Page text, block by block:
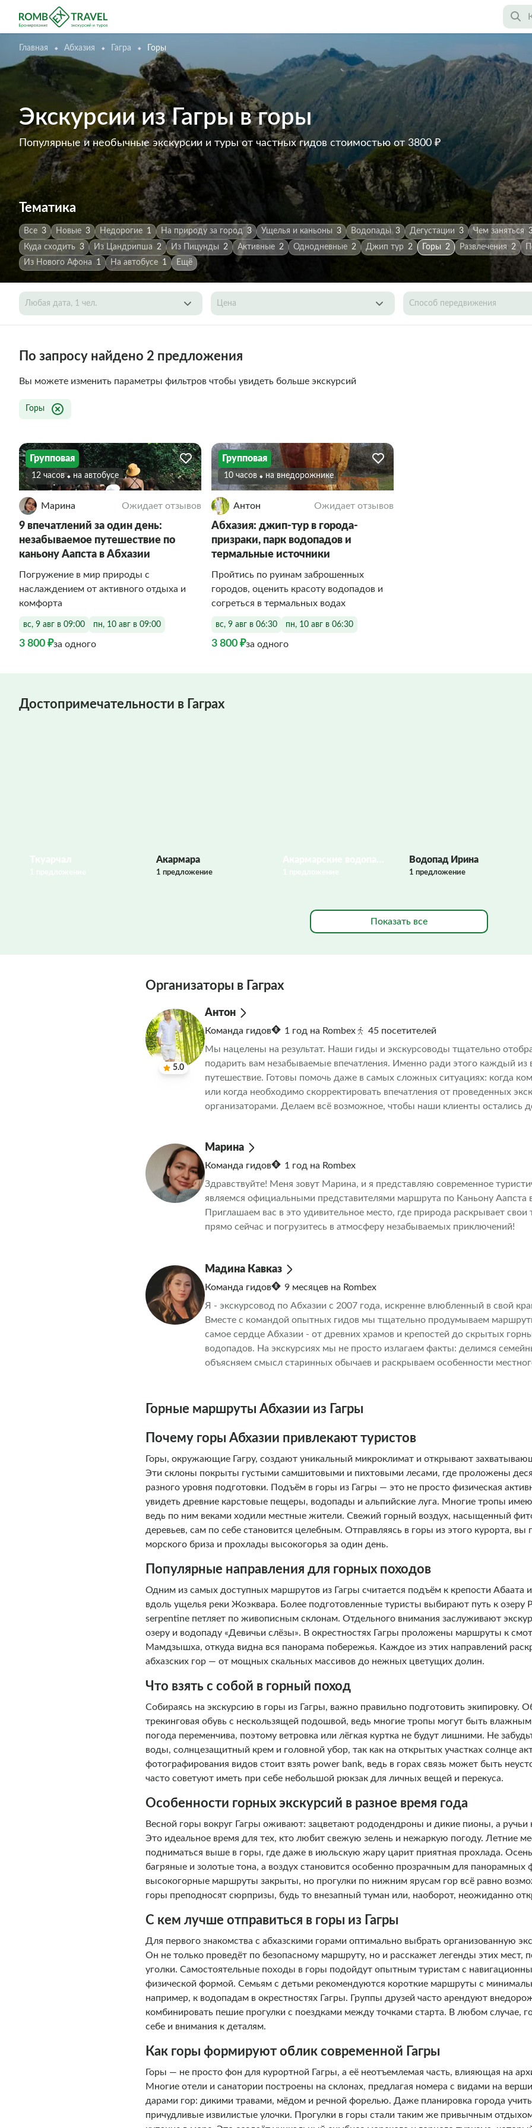
Главная Абхазия Гагра Горы
Экскурсии из Гагры в горы
Популярные и необычные экскурсии и туры от частных гидов стоимостью от 3800 ₽
Тематика
Все 3 Новые 3 Недорогие 1 На природу за город 3 Ущелья и каньоны 3 Водопады 3 Дегустации 3 Чем заняться
Куда сходить 3 Из Цандрипша 2 Из Пицунды 2 Активные 2 Однодневные 2 Джип тур 2 Горы 2 Развлечения 2
Из Нового Афона
1 На автобусе 1 Ещё
Любая дата, 1 чел. Цена Способ передвижения
По запросу найдено 2 предложения
Вы можете изменить параметры фильтров чтобы увидеть больше экскурсий
Горы
Групповая
12 часов На автобусе
Марина Ожидает отзывов
9 впечатлений за один день:
незабываемое путешествие по
каньону Аапста в Абхазии
Погружение в мир природы с
наслаждением от активного отдыха и
комфорта
вс, 9 авг в 09:00 пн, 10 авг в 09:00
3 800 ₽за одного
Групповая
10 часов На внедорожнике
Антон Ожидает отзывов
Абхазия: джип-тур в города-
призраки, парк водопадов и
термальные источники
Пройтись по руинам заброшенных
городов, оценить красоту водопадов и
согреться в термальных водах
вс, 9 авг в 06:30 пн, 10 авг в 06:30
3 800 ₽за одного
Достопримечательности в Гаграх
Акармара
1 предложение
Водопад Ирина
1 предложение
Показать все
Организаторы в Гаграх
5.0
Антон
Команда гидов 1 год на Rombex
45 посетителей
Мы нацелены на результат. Наши гиды и экскурсоводы тщательно
подарить вам незабываемые впечатления. Именно ради этого каждый из
путешествие. Готовы помочь даже в самых сложных ситуациях: когда
или когда необходимо скорректировать впечатления от проведенных
организаторами. Делаем всё возможное, чтобы наши клиенты остались
Марина
Команда гидов
1 год на Rombex
Здравствуйте! Меня зовут Марина, и я представляю современное
являемся официальными представителями маршрута по Каньону Аапста
Приглашаем вас в это удивительное место, где природа раскрывает
прямо сейчас и погрузитесь в атмосферу незабываемых приключений!
Мадина Кавказ
Команда гидов
9 месяцев на Rombex
Я - экскурсовод по Абхазии с 2007 года, искренне влюбленный в свой
Вместе с командой опытных гидов мы тщательно продумываем
самое сердце Абхазии - от древних храмов и крепостей до скрытых
водопадов. На экскурсиях мы не просто излагаем факты: делимся
объясняем смысл старинных обычаев и раскрываем особенности
местах, сделать незабываемые снимки и прочувствовать искреннее
твердым желанием вернуться снова. .
Горные маршруты Абхазии из Гагры
Почему горы Абхазии привлекают туристов
Горы, окружающие Гагру, создают уникальный микроклимат и открывают
Эти склоны покрыты густыми самшитовыми и пихтовыми лесами, где проложены
разного уровня подготовки. Подъём в горы из Гагры — это не просто физическая
увидеть древние карстовые пещеры, водопады и альпийские луга. Многие тропы
ведь по ним веками ходили местные жители. Свежий горный воздух, насыщенный
деревьев, сам по себе становится целебным. Отправляясь в горы из этого курорта, вы
морского бриза и прохлады высокогорья за один день.
Популярные направления для горных походов
Одним из самых доступных маршрутов из Гагры считается подъём к крепости Абаата
вдоль ущелья реки Жоэквара. Более подготовленные туристы выбирают путь к озеру
serpentine петляет по живописным склонам. Отдельного внимания заслуживают
озеру и водопаду «Девичьи слёзы». В окрестностях Гагры проложены маршруты к
Мамдзышха, откуда видна вся панорама побережья. Каждое из этих направлений
абхазских гор — от мощных скальных массивов до нежных цветущих долин.
Что взять с собой в горный поход
Собираясь на экскурсию в горы из Гагры, важно правильно подготовить экипировку.
трекинговая обувь с нескользящей подошвой, ведь многие тропы могут быть
погода переменчива, поэтому ветровка или лёгкая куртка не будут лишними. Не
воды, солнцезащитный крем и головной убор, так как на открытых участках солнце
фотографирования видов стоит взять power bank, ведь в горах связь может быть
часто советуют иметь при себе небольшой рюкзак для личных вещей и перекуса.
Особенности горных экскурсий в разное время года
Весной горы вокруг Гагры оживают: зацветают рододендроны и дикие пионы, а ручьи
Это идеальное время для тех, кто любит свежую зелень и нежаркую погоду. Летние
подниматься выше в горы, где даже в июльскую жару царит приятная прохлада.
багряные и золотые тона, а воздух становится особенно прозрачным для
высокогорные маршруты закрыты, но прогулки по нижним ярусам гор всё равно
горы преподносят сюрпризы, будь то внезапный туман или, наоборот, неожиданно
С кем лучше отправиться в горы из Гагры
Для первого знакомства с абхазскими горами оптимально выбрать организованную
Он не только проведёт по безопасному маршруту, но и расскажет легенды этих мест,
уголки. Самостоятельные походы в горы подойдут опытным туристам с
физической формой. Семьям с детьми рекомендуются короткие маршруты с
например, к водопадам в окрестностях Гагры. Группы друзей часто арендуют
комбинировать пешие прогулки с поездками между точками старта. В любом случае,
себе и внимания к деталям.
Как горы формируют облик современной Гагры
Горы — не просто фон для курортной Гагры, а её неотъемлемая часть, влияющая на
Многие отели и санатории построены на склонах, предлагая номера с видами на
дарами гор: дикими травами, мёдом и речной форелью. Даже планировка города
причудливые извилистые улочки. Прогулки в горы стали таким же привычным